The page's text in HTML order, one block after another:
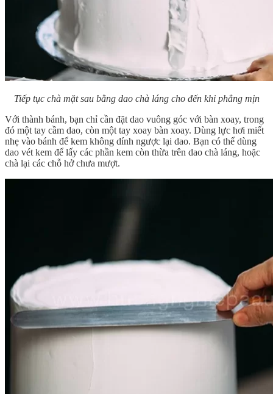
Tiếp tục chà mặt sau bằng dao chà láng cho đến khi phẳng mịn
Với thành bánh, bạn chỉ cần đặt dao vuông góc với bàn xoay, trong
đó một tay cầm dao, còn một tay xoay bàn xoay. Dùng lực hơi miết
nhẹ vào bánh để kem không dính ngược lại dao. Bạn có thể dùng
dao vét kem để lấy các phần kem còn thừa trên dao chà láng, hoặc
chà lại các chỗ hở chưa mượt.